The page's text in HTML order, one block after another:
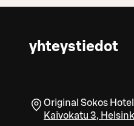
yhteystiedot
Original Sokos
Kaivokatu 3,